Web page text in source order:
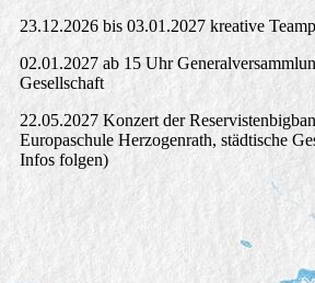
23.12.2026 bis 03.01.2027 kreative
02.01.2027 ab 15 Uhr
Gesellschaft
22.05.2027 Konzert der
Europaschule Herzogenrath, städtische
Infos folgen)